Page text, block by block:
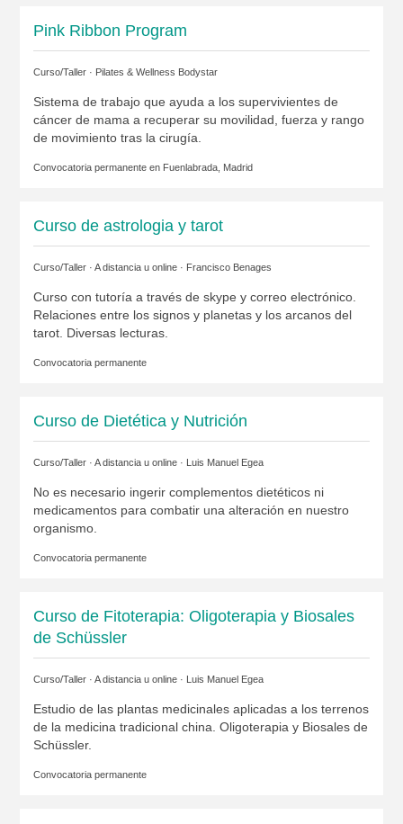
Pink Ribbon Program
Curso/Taller · Pilates & Wellness Bodystar
Sistema de trabajo que ayuda a los supervivientes de
cáncer de mama a recuperar su movilidad, fuerza y rango
de movimiento tras la cirugía.
Convocatoria permanente en Fuenlabrada, Madrid
Curso de astrologia y tarot
Curso/Taller · A distancia u online · Francisco Benages
Curso con tutoría a través de skype y correo electrónico.
Relaciones entre los signos y planetas y los arcanos del
tarot. Diversas lecturas.
Convocatoria permanente
Curso de Dietética y Nutrición
Curso/Taller · A distancia u online · Luis Manuel Egea
No es necesario ingerir complementos dietéticos ni
medicamentos para combatir una alteración en nuestro
organismo.
Convocatoria permanente
Curso de Fitoterapia: Oligoterapia y Biosales
de Schüssler
Curso/Taller · A distancia u online · Luis Manuel Egea
Estudio de las plantas medicinales aplicadas a los terrenos
de la medicina tradicional china. Oligoterapia y Biosales de
Schüssler.
Convocatoria permanente